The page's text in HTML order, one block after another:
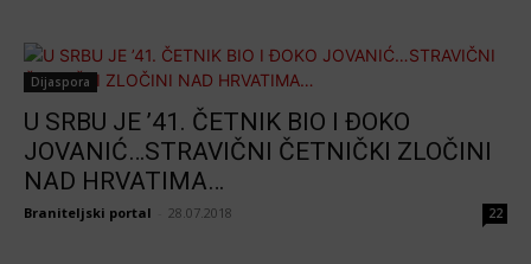
Dijaspora
U SRBU JE ’41. ČETNIK BIO I ĐOKO
JOVANIĆ…STRAVIČNI ČETNIČKI ZLOČINI
NAD HRVATIMA…
Braniteljski portal 28.07.2018 22